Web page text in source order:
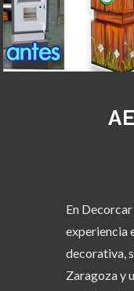
En
experiencia
decorativa,
Zaragoza y